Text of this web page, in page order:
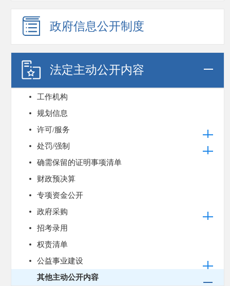
政府信息公开制度
法定主动公开内容
工作机构
规划信息
许可/服务
处罚/强制
确需保留的证明事项清单
财政预决算
专项资金公开
政府采购
招考录用
权责清单
公益事业建设
其他主动公开内容